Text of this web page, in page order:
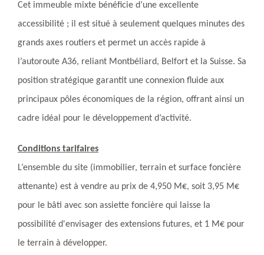
Cet immeuble mixte bénéficie d’une excellente
accessibilité ; il est situé à seulement quelques minutes des
grands axes routiers et permet un accès rapide à
l’autoroute A36, reliant Montbéliard, Belfort et la Suisse. Sa
position stratégique garantit une connexion fluide aux
principaux pôles économiques de la région, offrant ainsi un
cadre idéal pour le développement d’activité.
Conditions tarifaires
L’ensemble du site (immobilier, terrain et surface foncière
attenante) est à vendre au prix de 4,950 M€, soit 3,95 M€
pour le bâti avec son assiette foncière qui laisse la
possibilité d'envisager des extensions futures, et 1 M€ pour
le terrain à développer.